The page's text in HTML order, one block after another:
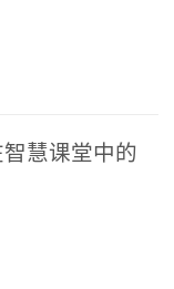
慧课堂中的